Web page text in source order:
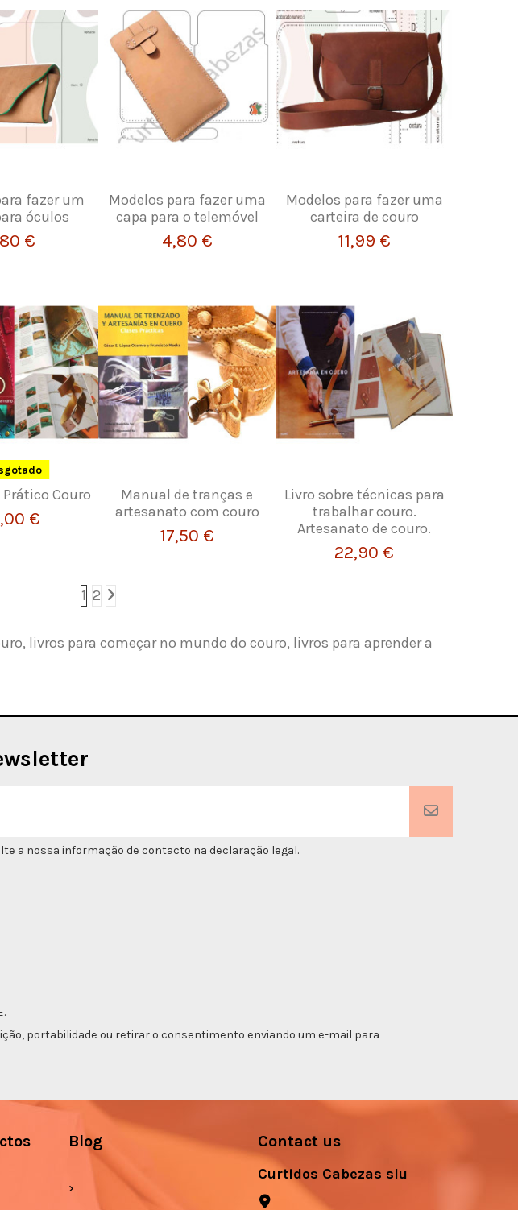
fazer um
óculos
€
Modelos para fazer uma
capa para o telemóvel
4,80 €
Modelos para fazer uma
carteira de couro
11,99 €
Couro
€
Manual de tranças e
artesanato com couro
17,50 €
Livro sobre técnicas para
trabalhar couro.
Artesanato de couro.
22,90 €
1 2
livros para começar no mundo do couro, livros para aprender a
a nossa informação de contacto na declaração legal.
portabilidade ou retirar o consentimento enviando um e-mail para
Blog Contact us
Curtidos Cabezas slu